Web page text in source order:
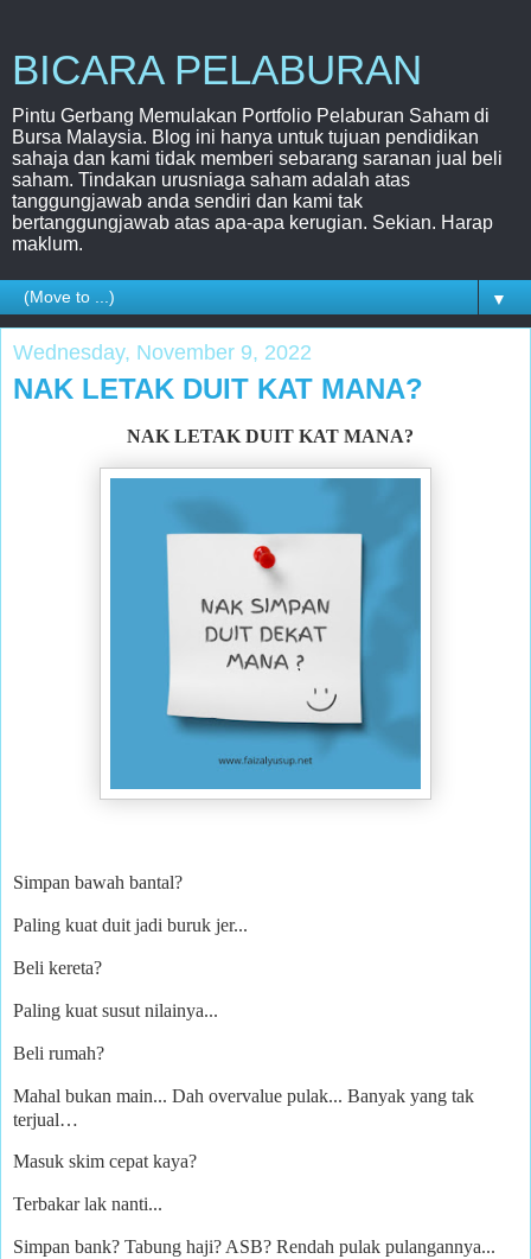
BICARA PELABURAN
Pintu Gerbang Memulakan Portfolio Pelaburan Saham di
Bursa Malaysia. Blog ini hanya untuk tujuan pendidikan
sahaja dan kami tidak memberi sebarang saranan jual beli
saham. Tindakan urusniaga saham adalah atas
tanggungjawab anda sendiri dan kami tak
bertanggungjawab atas apa-apa kerugian. Sekian. Harap
maklum.
▼
Wednesday, November 9, 2022
NAK LETAK DUIT KAT MANA?
NAK LETAK DUIT KAT MANA?
Simpan bawah bantal?
Paling kuat duit jadi buruk jer...
Beli kereta?
Paling kuat susut nilainya...
Beli rumah?
Mahal bukan main... Dah overvalue pulak... Banyak yang tak
terjual…
Masuk skim cepat kaya?
Terbakar lak nanti...
Simpan bank? Tabung haji? ASB? Rendah pulak pulangannya...